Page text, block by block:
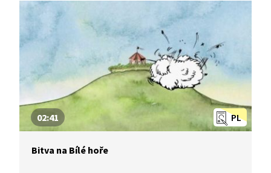
PL
02:41
Bitva na Bílé hoře